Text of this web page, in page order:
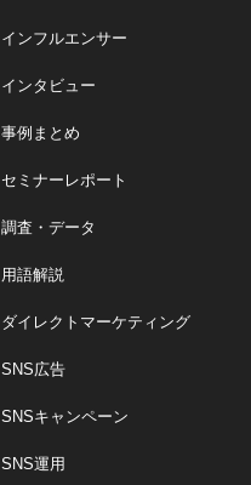
インフルエンサー
インタビュー
事例まとめ
セミナーレポート
調査・データ
用語解説
ダイレクトマーケティング
SNS広告
SNSキャンペーン
SNS運用